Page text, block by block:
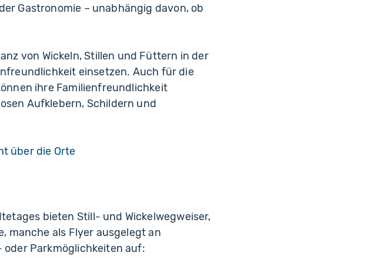
Gastronomie – unabhängig davon, ob
von Wickeln, Stillen und Füttern in der
einsetzen. Auch für die
ihre Familienfreundlichkeit
Aufklebern, Schildern und
über die Orte
bieten Still- und Wickelwegweiser,
manche als Flyer ausgelegt an
Parkmöglichkeiten auf: